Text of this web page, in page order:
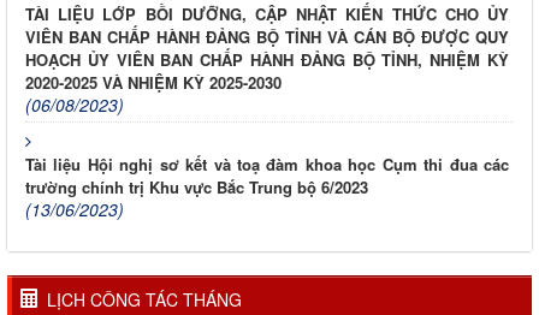
TÀI LIỆU LỚP BỒI DƯỠNG, CẬP NHẬT KIẾN THỨC CHO ỦY
VIÊN BAN CHẤP HÀNH ĐẢNG BỘ TỈNH VÀ CÁN BỘ ĐƯỢC QUY
HOẠCH ỦY VIÊN BAN CHẤP HÀNH ĐẢNG BỘ TỈNH, NHIỆM KỲ
2020-2025 VÀ NHIỆM KỲ 2025-2030
(06/08/2023)
Tài liệu Hội nghị sơ kết và toạ đàm khoa học Cụm thi đua các
trường chính trị Khu vực Bắc Trung bộ 6/2023
(13/06/2023)
LỊCH CÔNG TÁC THÁNG